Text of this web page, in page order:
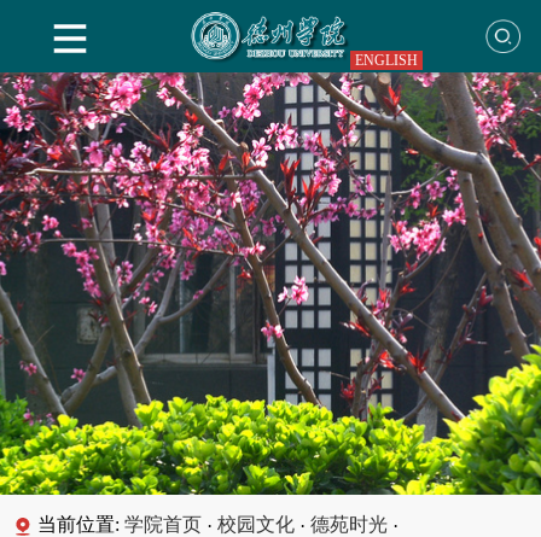
ENGLISH
当前位置:学院首页 · 校园文化 · 德苑时光 ·